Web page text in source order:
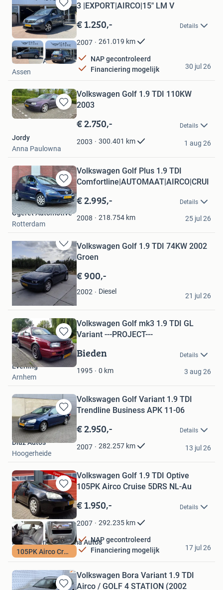
Bewaren
in
Mijn
Favorieten
3 |EXPORT|AIRCO|15" LM V
€ 1.250,- Details
2007 261.019 km
NAP gecontroleerd
Financiering mogelijk
Car Store Assen
Assen
30 jul 26
Bewaren
in
Favorieten
Volkswagen Golf 1.9 TDI 110KW
2003
€ 2.750,- Details
2003 300.401 km
Jordy
Anna Paulowna
1 aug 26
Bewaren
in
Mijn
Favorieten
Volkswagen Golf Plus 1.9 TDI
Comfortline|AUTOMAAT|AIRCO|CRUI
€ 2.995,- Details
2008 218.754 km
Ogeret Automotive
Rotterdam
25 jul 26
Bewaren
in
Mijn
Favorieten
Volkswagen Golf 1.9 TDI 74KW 2002
Groen
€ 900,-
2002 Diesel
Harrold Blok
21 jul 26
Bewaren
in
Mijn
Favorieten
Volkswagen Golf mk3 1.9 TDI GL
Variant ---PROJECT---
Bieden Details
1995 0 km
Everling
Arnhem
3 aug 26
Bewaren
in
Mijn
Favorieten
Volkswagen Golf Variant 1.9 TDI
Trendline Business APK 11-06
€ 2.950,- Details
2007 282.257 km
Diaz Auto’s
Hoogerheide
13 jul 26
Bewaren
in
Mijn
Favorieten
105PK Airco Cruise
Volkswagen Golf 1.9 TDI Optive
105PK Airco Cruise 5DRS NL-Au
€ 1.950,- Details
2007 292.235 km
NAP gecontroleerd
Financiering mogelijk
Hoogsteen en Postma Auto's
Surhuisterveen
17 jul 26
Volkswagen Bora Variant 1.9 TDI
Airco / GOLF 4 STATION (2002